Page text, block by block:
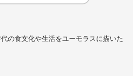
の食文化や生活をユーモラスに描いた